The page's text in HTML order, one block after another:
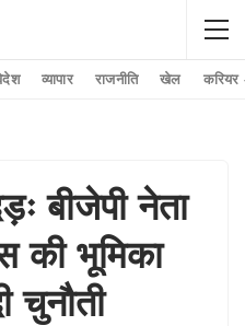
व्यापार राजनीति खेल करियर
बीजेपी नेता
की भूमिका
चुनौती